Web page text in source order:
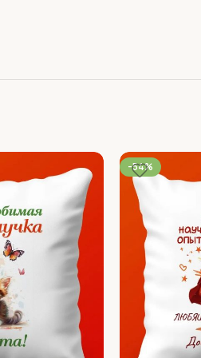
-54%